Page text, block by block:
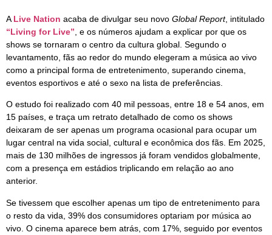
A Live Nation acaba de divulgar seu novo Global Report, intitulado
“Living for Live” , e os números ajudam a explicar por que os
shows se tornaram o centro da cultura global. Segundo o
levantamento, fãs ao redor do mundo elegeram a música ao vivo
como a principal forma de entretenimento, superando cinema,
eventos esportivos e até o sexo na lista de preferências.
O estudo foi realizado com 40 mil pessoas, entre 18 e 54 anos, em
15 países, e traça um retrato detalhado de como os shows
deixaram de ser apenas um programa ocasional para ocupar um
lugar central na vida social, cultural e econômica dos fãs. Em 2025,
mais de 130 milhões de ingressos já foram vendidos globalmente,
com a presença em estádios triplicando em relação ao ano
anterior.
Se tivessem que escolher apenas um tipo de entretenimento para
o resto da vida, 39% dos consumidores optariam por música ao
vivo. O cinema aparece bem atrás, com 17%, seguido por eventos